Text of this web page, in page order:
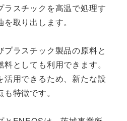
ラスチックを高温で処理す
取り出します。
プラスチック製品の原料と
としても利用できます。
活用できるため、新たな設
特徴です。